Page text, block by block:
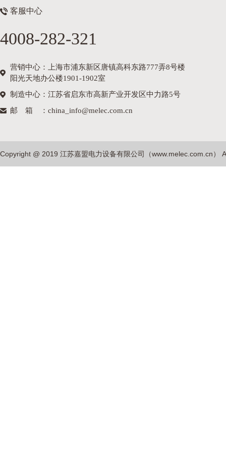
客服中心
4008-282-321
营销中心：上海市浦东新区唐镇高科东路777弄8号楼
阳光天地办公楼1901-1902室
制造中心：江苏省启东市高新产业开发区中力路5号
邮箱
：china_info@melec.com.cn
Copyright @ 2019 江苏嘉盟电力设备有限公司（www.melec.com.cn）